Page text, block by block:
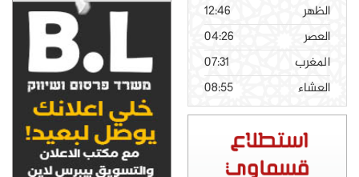
الظهر
12:46
العصر
04:26
المغرب
07:31
العشاء
08:55